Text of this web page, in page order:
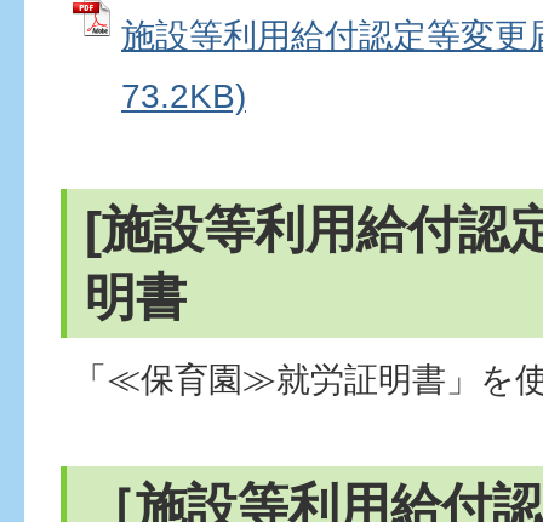
施設等利用給付認定等変
73.2KB)
[施設等利用給付認
明書
「≪保育園≫就労証明書」を
［施設等利用給付